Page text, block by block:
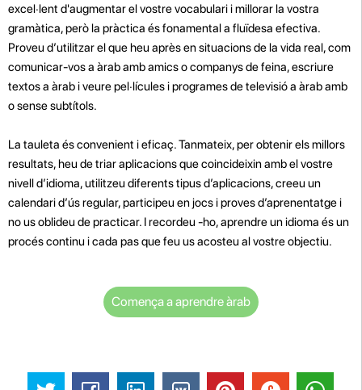
excel·lent d'augmentar el vostre vocabulari i millorar la vostra
gramàtica, però la pràctica és fonamental a fluïdesa efectiva.
Proveu d’utilitzar el que heu après en situacions de la vida real, com
comunicar-vos a àrab amb amics o companys de feina, escriure
textos a àrab i veure pel·lícules i programes de televisió a àrab amb
o sense subtítols.
La tauleta és convenient i eficaç. Tanmateix, per obtenir els millors
resultats, heu de triar aplicacions que coincideixin amb el vostre
nivell d’idioma, utilitzeu diferents tipus d’aplicacions, creeu un
calendari d’ús regular, participeu en jocs i proves d’aprenentatge i
no us oblideu de practicar. I recordeu -ho, aprendre un idioma és un
procés continu i cada pas que feu us acosteu al vostre objectiu.
Comença a aprendre àrab